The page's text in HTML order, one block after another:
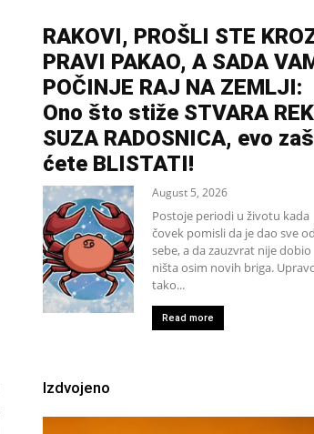
RAKOVI, PROŠLI STE
PRAVI PAKAO, A SADA
POČINJE RAJ NA ZEMLJI:
Ono što stiže STVARA
SUZA RADOSNICA, evo
ćete BLISTATI!
August 5, 2026
Postoje periodi u životu kada
čovek pomisli da je dao sve od
sebe, a da zauzvrat nije dobio
ništa osim novih briga.
tako...
Read more
Izdvojeno